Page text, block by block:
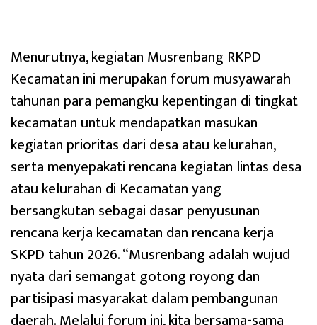
Menurutnya, kegiatan Musrenbang RKPD
Kecamatan ini merupakan forum musyawarah
tahunan para pemangku kepentingan di tingkat
kecamatan untuk mendapatkan masukan
kegiatan prioritas dari desa atau kelurahan,
serta menyepakati rencana kegiatan lintas desa
atau kelurahan di Kecamatan yang
bersangkutan sebagai dasar penyusunan
rencana kerja kecamatan dan rencana kerja
SKPD tahun 2026. “Musrenbang adalah wujud
nyata dari semangat gotong royong dan
partisipasi masyarakat dalam pembangunan